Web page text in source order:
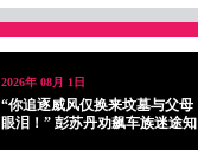
2026年 08月 1日
“你追逐威风仅换来坟墓与父母
眼泪！” 彭苏丹劝飙车族迷途知